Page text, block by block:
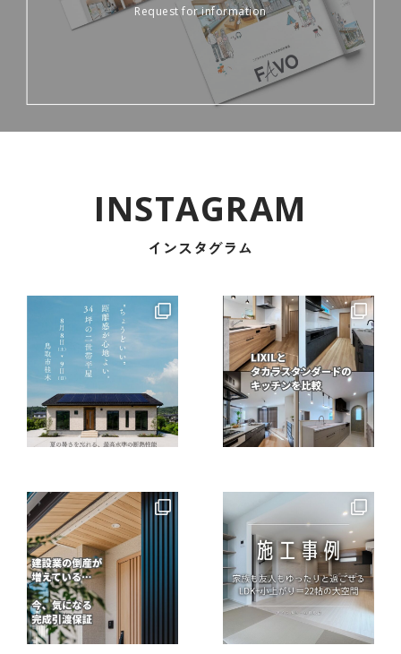
Request for information
インスタグラム